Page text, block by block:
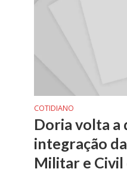
COTIDIANO
Doria volta a
integração
Militar e Civil